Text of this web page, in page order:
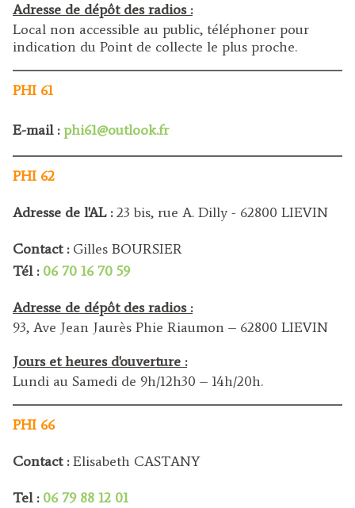
Adresse de dépôt des radios :
Local non accessible au public, téléphoner pour
indication du Point de collecte le plus proche.
PHI 61
E-mail : phi61@outlook.fr
PHI 62
Adresse de l'AL :23 bis, rue A. Dilly - 62800 LIEVIN
Contact :Gilles BOURSIER
Tél : 06 70 16 70 59
Adresse de dépôt des radios :
93, Ave Jean Jaurès Phie Riaumon – 62800 LIEVIN
Jours et heures d'ouverture :
Lundi au Samedi de 9h/12h30 – 14h/20h.
PHI 66
Contact :Elisabeth CASTANY
Tel : 06 79 88 12 01